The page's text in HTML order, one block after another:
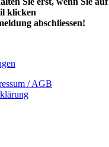
klicken
abschliessen!
/ AGB